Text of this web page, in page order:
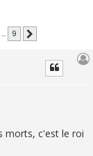
… 9
morts, c'est le roi